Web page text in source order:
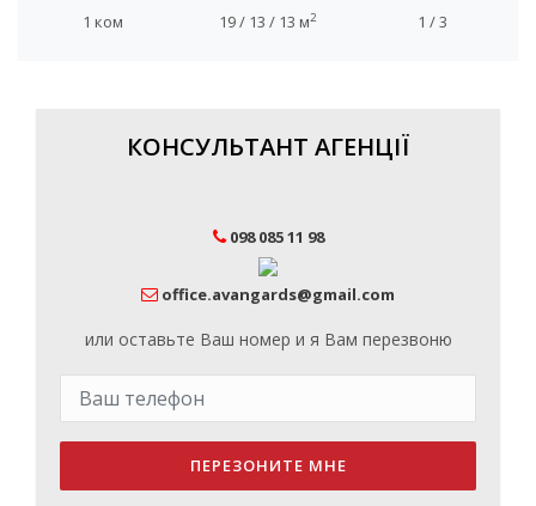
1 ком 19 / 13 / 13 м2 1 / 3
КОНСУЛЬТАНТ АГЕНЦІЇ
098 085 11 98
office.avangards@gmail.com
или оставьте Ваш номер и я Вам перезвоню
ПЕРЕЗОНИТЕ МНЕ